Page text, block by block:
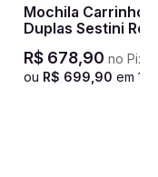
Mochila Carrinho
Duplas Sestini
R$ 678,90 no Pix
ou R$ 699 90 em 10